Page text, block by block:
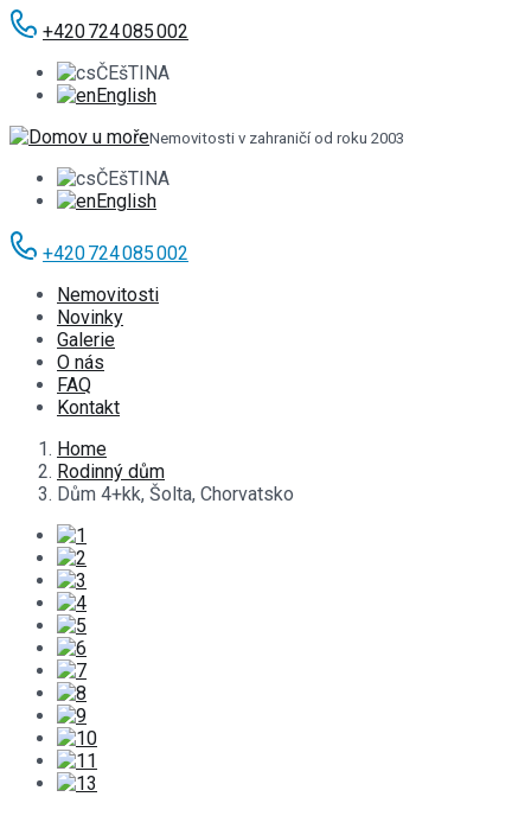
+420 724 085 002
ČEšTINA
English
Nemovitosti v zahraničí od roku 2003
ČEšTINA
English
+420 724 085 002
Nemovitosti
Novinky
Galerie
O nás
FAQ
Kontakt
Home
Rodinný dům
Dům 4+kk, Šolta, Chorvatsko